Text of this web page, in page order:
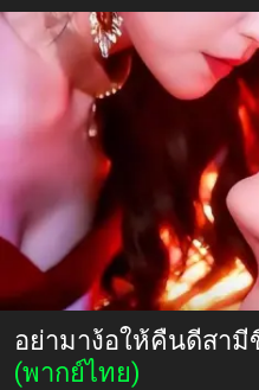
อย่ามาง้อให้คืนดีสามี
(พากย์ไทย)